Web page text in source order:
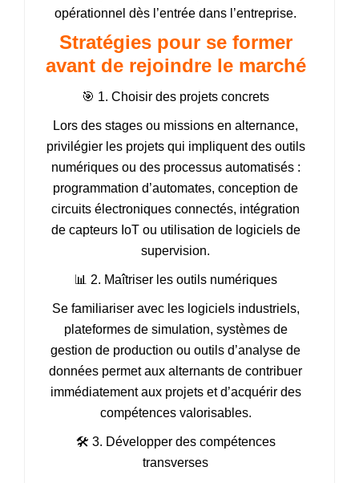
opérationnel dès l’entrée dans l’entreprise.
Stratégies pour se former
avant de rejoindre le marché
🎯 1. Choisir des projets concrets
Lors des stages ou missions en alternance,
privilégier les projets qui impliquent des outils
numériques ou des processus automatisés :
programmation d’automates, conception de
circuits électroniques connectés, intégration
de capteurs IoT ou utilisation de logiciels de
supervision.
📊 2. Maîtriser les outils numériques
Se familiariser avec les logiciels industriels,
plateformes de simulation, systèmes de
gestion de production ou outils d’analyse de
données permet aux alternants de contribuer
immédiatement aux projets et d’acquérir des
compétences valorisables.
🛠️ 3. Développer des compétences
transverses